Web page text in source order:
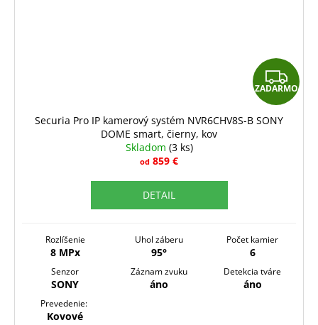
Z
A
ZADARMO
Securia Pro IP kamerový systém NVR6CHV8S-B SONY
DOME smart, čierny, kov
Skladom (3 ks)
od 859 €
DETAIL
Rozlíšenie
8 MPx
Uhol záberu
95°
Počet kamier
6
Senzor
SONY
Záznam zvuku
áno
Detekcia tváre
áno
Prevedenie:
Kovové